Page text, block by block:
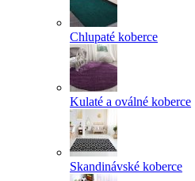
Chlupaté koberce
Kulaté a oválné koberce
Skandinávské koberce